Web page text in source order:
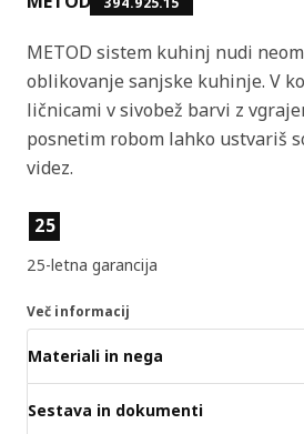
METOD sistem kuhinj nudi
oblikovanje sanjske kuhinje. V
ličnicami v sivobež barvi z
posnetim robom lahko ustvariš
videz.
Lastnosti izdelka
25
25-letna garancija
Več informacij
Materiali in nega
Sestava in dokumenti